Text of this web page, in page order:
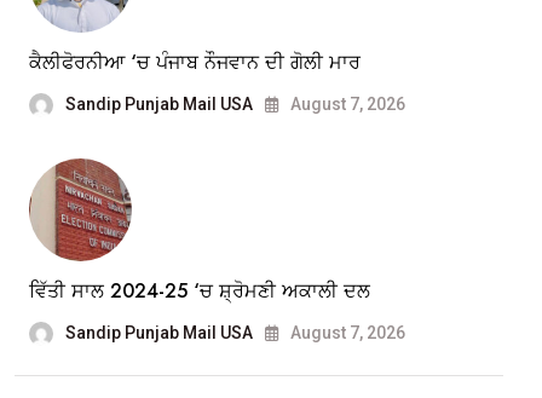
ਕੈਲੀਫੋਰਨੀਆ ‘ਚ ਪੰਜਾਬ ਨੌਜਵਾਨ ਦੀ ਗੋਲੀ ਮਾਰ
Sandip Punjab Mail USA August 7, 2026
ਵਿੱਤੀ ਸਾਲ 2024-25 ‘ਚ ਸ਼੍ਰੋਮਣੀ ਅਕਾਲੀ ਦਲ
Sandip Punjab Mail USA August 7, 2026